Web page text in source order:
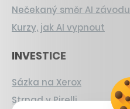
Nečekaný směr AI závodu
Kurzy, jak AI vypnout
INVESTICE
Sázka na Xerox
Strnad v Pirelli